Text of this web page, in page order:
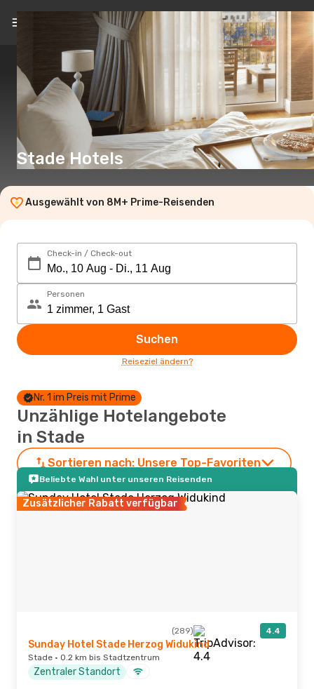
DE(CHF)
Stade Hotels
Ausgewählt von 8M+ Prime-Reisenden
Check-in / Check-out
Personen
Suchen
Reiseziel ändern?
Nr. 1 im Preis mit Prime
Unzählige Hotelangebote
in Stade
Sortieren nach: Unsere Top-Favoriten
Beliebte Wahl unter unseren Reisenden
Zusätzlicher Rabatt verfügbar
(289) 4.4
Sunday Hotel Stade Herzog Widukind
Stade · 0.2 km bis Stadtzentrum
Zentraler Standort